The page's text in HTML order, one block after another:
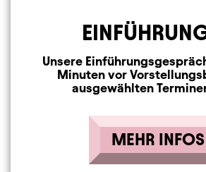
Unsere
Minuten vor
ausgewählten
MEHR INFOS